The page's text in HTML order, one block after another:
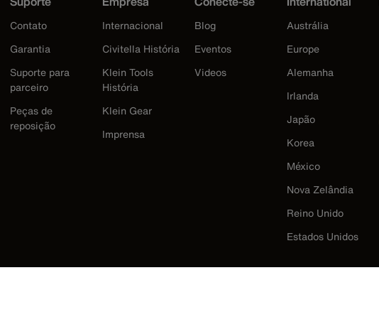
Contato
Garantia
Suporte para
parceiro
Peças de
reposição
Internacional
Civitella História
Klein Tools
História
Klein Gear
Imprensa
Blog
Eventos
Videos
Austrália
Europe
Alemanha
Irlanda
Japão
Korea
México
Nova Zelândia
Reino Unido
Estados Unidos